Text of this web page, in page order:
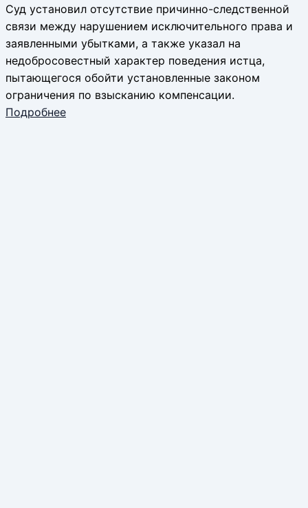
Суд установил отсутствие причинно-следственной
связи между нарушением исключительного права и
заявленными убытками, а также указал на
недобросовестный характер поведения истца,
пытающегося обойти установленные законом
ограничения по взысканию компенсации.
Подробнее